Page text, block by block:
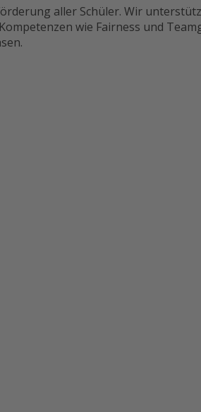
aller Schüler. Wir
wie Fairness und